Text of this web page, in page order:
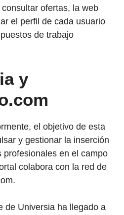
ofertas, la web
el perfil de cada usuario
de trabajo
y
el objetivo de esta
y gestionar la inserción
profesionales en el campo
colabora con la red de
de Universia ha llegado a